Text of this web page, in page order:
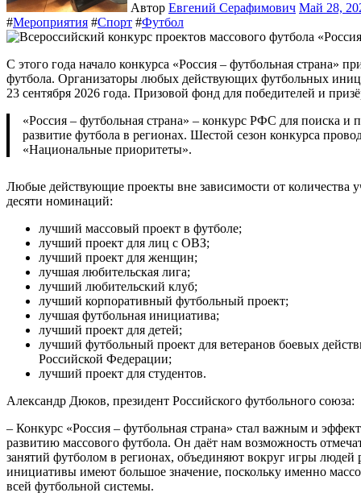
Автор Евгений Серафимович Май 28,
#Мероприятия #Спорт #Футбол
С этого года начало конкурса «Россия – футбольная страна» приурочено к новой официальной дате Всемирного дня
футбола. Организаторы любых действующих футбольных
23 сентября 2026 года. Призовой фонд для победителей и
«Россия – футбольная страна» – конкурс РФС для поиска и поощрения инициатив, которые направлены на
развитие футбола в регионах. Шестой сезон конкурса
«Национальные приоритеты».
Любые действующие проекты вне зависимости от количества
десяти номинаций:
лучший массовый проект в футболе;
лучший проект для лиц с ОВЗ;
лучший проект для женщин;
лучшая любительская лига;
лучший любительский клуб;
лучший корпоративный футбольный проект;
лучшая футбольная инициатива;
лучший проект для детей;
лучший футбольный проект для ветеранов боевых
Российской Федерации;
лучший проект для студентов.
Александр Дюков, президент Российского футбольного союза:
– Конкурс «Россия – футбольная страна» стал важным и
развитию массового футбола. Он даёт нам возможность
занятий футболом в регионах, объединяют вокруг игры
инициативы имеют большое значение, поскольку именно
всей футбольной системы.